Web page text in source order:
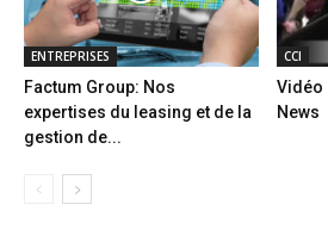
ENTREPRISES
Factum Group: Nos
expertises du leasing et de la
gestion de...
CCI
Vidéo
News